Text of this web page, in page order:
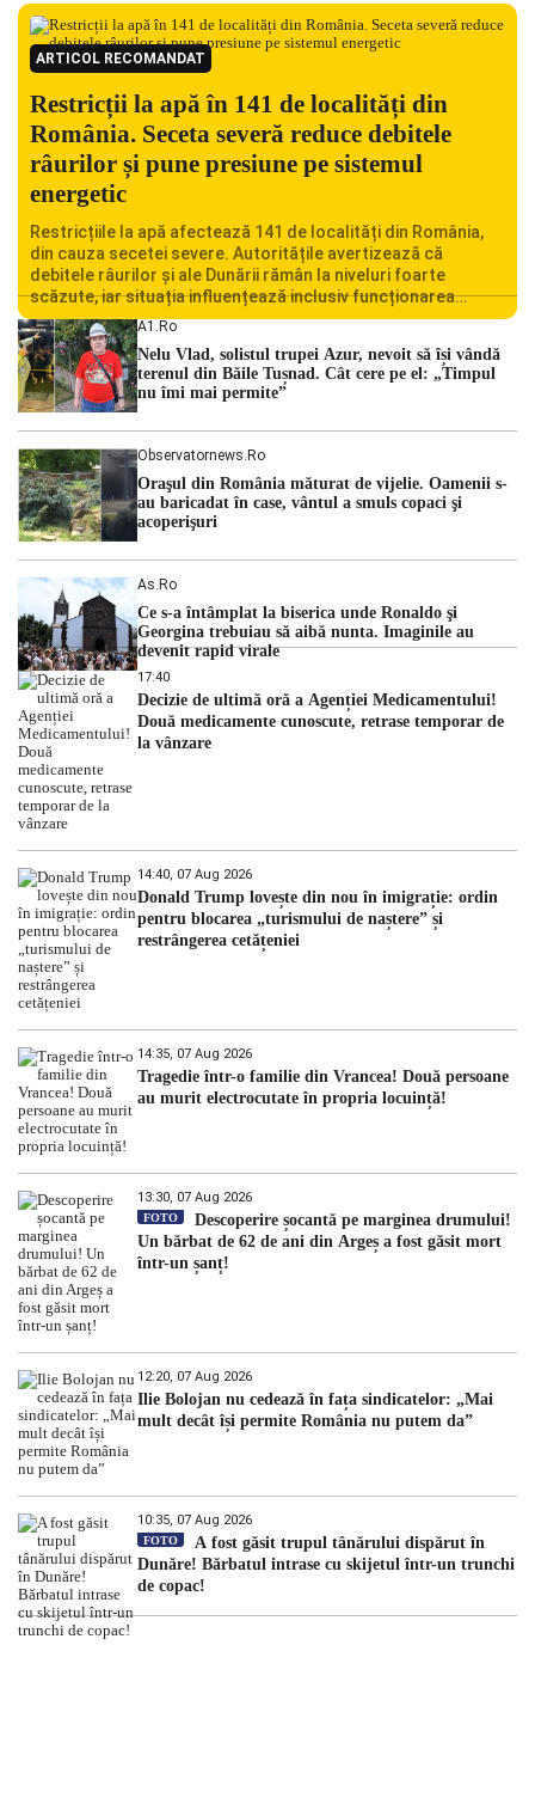
ARTICOL RECOMANDAT
Restricții la apă în 141 de localități din
România. Seceta severă reduce debitele
râurilor și pune presiune pe sistemul
energetic
Restricțiile la apă afectează 141 de localități din România,
din cauza secetei severe. Autoritățile avertizează că
debitele râurilor și ale Dunării rămân la niveluri foarte
scăzute, iar situația influențează inclusiv funcționarea
Centralei Nucleare de la Cernavodă. România se confruntă
cu una dintre cele mai dificile perioade din punct de vedere
hidrologic din ultimii ani. Lipsa […]
A1.ro
Nelu Vlad, solistul trupei Azur, nevoit să își vândă
terenul din Băile Tușnad. Cât cere pe el: „Timpul
nu îmi mai permite”
Observatornews.ro
Oraşul din România măturat de vijelie. Oamenii s-
au baricadat în case, vântul a smuls copaci şi
acoperişuri
As.ro
Ce s-a întâmplat la biserica unde Ronaldo şi
Georgina trebuiau să aibă nunta. Imaginile au
devenit rapid virale
17:40
Decizie de ultimă oră a Agenției Medicamentului!
Două medicamente cunoscute, retrase temporar de
la vânzare
14:40, 07 Aug 2026
Donald Trump lovește din nou în imigrație: ordin
pentru blocarea „turismului de naștere” și
restrângerea cetățeniei
14:35, 07 Aug 2026
Tragedie într-o familie din Vrancea! Două persoane
au murit electrocutate în propria locuință!
13:30, 07 Aug 2026
FOTO
Descoperire șocantă pe marginea drumului!
Un bărbat de 62 de ani din Argeș a fost găsit mort
într-un șanț!
12:20, 07 Aug 2026
Ilie Bolojan nu cedează în fața sindicatelor: „Mai
mult decât își permite România nu putem da”
10:35, 07 Aug 2026
FOTO
A fost găsit trupul tânărului dispărut în
Dunăre! Bărbatul intrase cu skijetul într-un trunchi
de copac!